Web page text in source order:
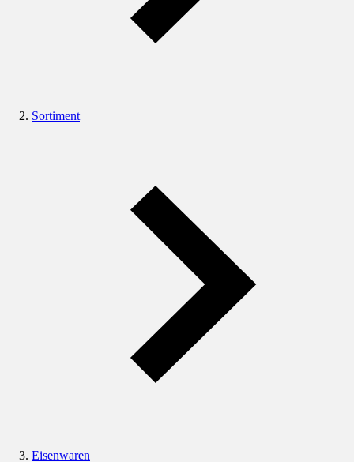
Sortiment
Eisenwaren